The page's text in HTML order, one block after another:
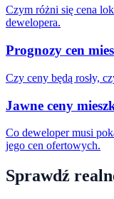
Czym różni się cena
dewelopera.
Prognozy cen
Czy ceny będą rosły,
Jawne ceny
Co deweloper musi
jego cen ofertowych.
Sprawdź